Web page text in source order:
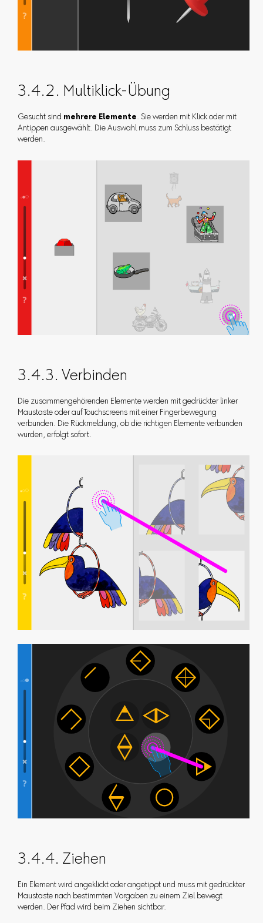
3.4.2. Multiklick-Übung
Gesucht sind mehrere Elemente. Sie werden mit Klick oder mit
Antippen ausgewählt. Die Auswahl muss zum Schluss bestätigt
werden.
3.4.3. Verbinden
Die zusammengehörenden Elemente werden mit gedrückter linker
Maustaste oder auf Touchscreens mit einer Fingerbewegung
verbunden. Die Rückmeldung, ob die richtigen Elemente verbunden
wurden, erfolgt sofort.
3.4.4. Ziehen
Ein Element wird angeklickt oder angetippt und muss mit gedrückter
Maustaste nach bestimmten Vorgaben zu einem Ziel bewegt
werden. Der Pfad wird beim Ziehen sichtbar.